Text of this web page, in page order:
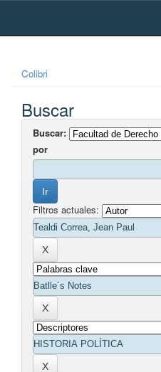
Skip
Colibri
Buscar
Buscar:
por
Filtros actuales: